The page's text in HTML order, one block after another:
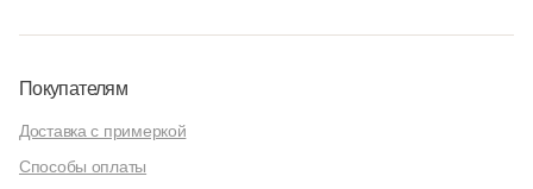
Покупателям
Доставка с примеркой
Способы оплаты